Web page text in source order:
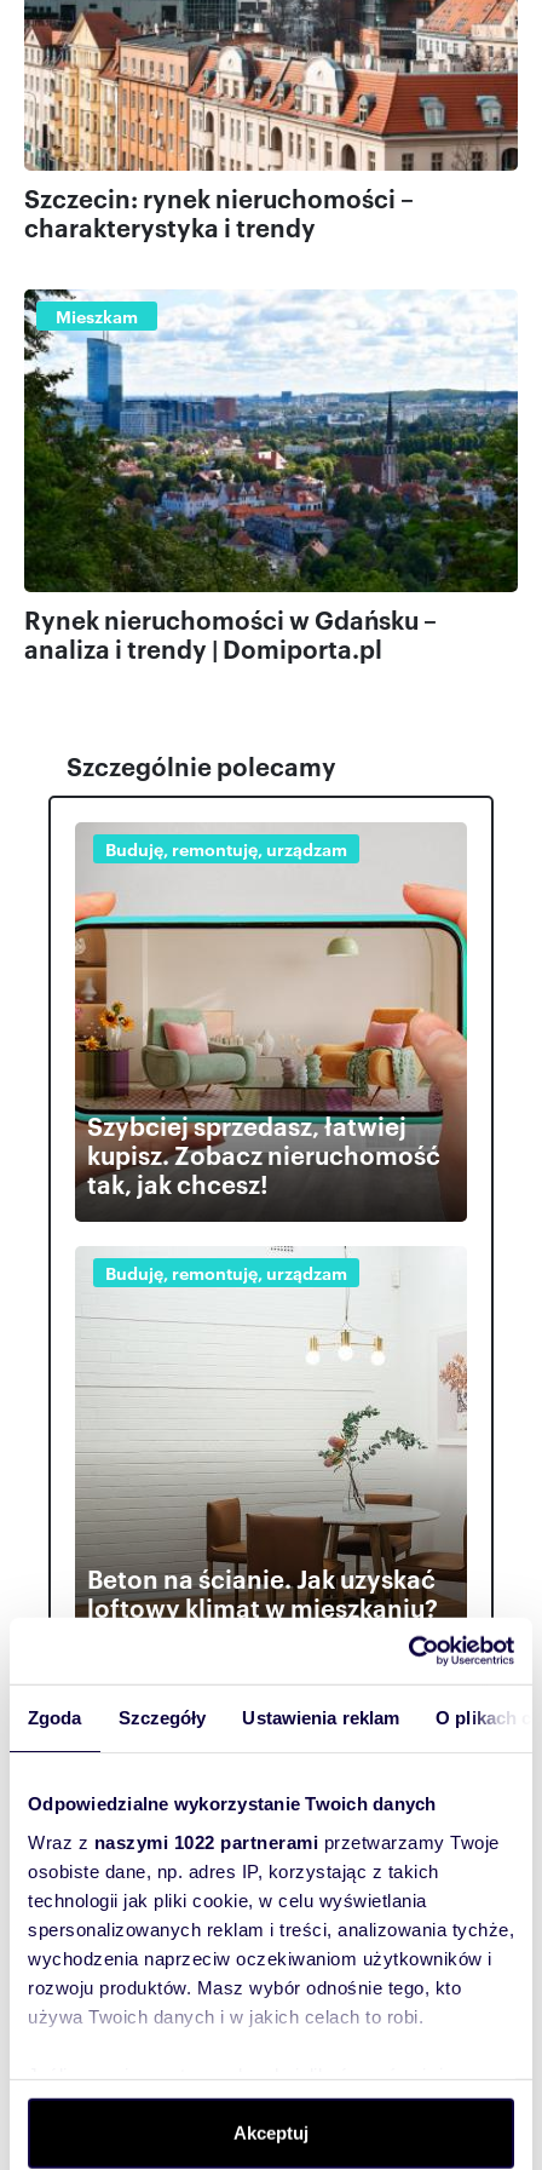
Zgoda Szczegóły Ustawienia reklam O plikach
Odpowiedzialne wykorzystanie Twoich danych
Wraz z naszymi 1022 partnerami przetwarzamy Twoje
osobiste dane, np. adres IP, korzystając z takich
technologii jak pliki cookie, w celu wyświetlania
spersonalizowanych reklam i treści, analizowania tychże,
wychodzenia naprzeciw oczekiwaniom użytkowników i
rozwoju produktów. Masz wybór odnośnie tego, kto
używa Twoich danych i w jakich celach to robi.
Gromadzić dane dotyczące Twojej lokalizacji
geograficznej z dokładnością nawet do kilku metrów
Identyfikować Twoje urządzenie, aktywnie analizując
Akceptuj
Szczecin: rynek nieruchomości –
charakterystyka i trendy
Mieszkam
Rynek nieruchomości w Gdańsku –
analiza i trendy | Domiporta.pl
Szczególnie polecamy
Buduję, remontuję, urządzam
Szybciej sprzedasz, łatwiej
kupisz. Zobacz nieruchomość
tak, jak chcesz!
Buduję, remontuję, urządzam
Beton na ścianie. Jak uzyskać
loftowy klimat w mieszkaniu?
Mieszkanie już nie na całe
życie. Polacy zmieniają
podejście